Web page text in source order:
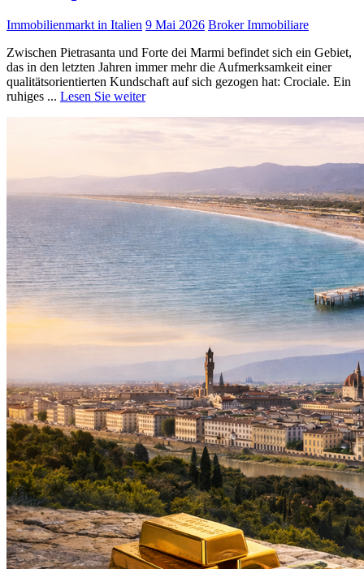
Immobilienmarkt in Italien 9 Mai 2026 Broker Immobiliare
Zwischen Pietrasanta und Forte dei Marmi befindet sich ein Gebiet,
das in den letzten Jahren immer mehr die Aufmerksamkeit einer
qualitätsorientierten Kundschaft auf sich gezogen hat: Crociale. Ein
ruhiges ... Lesen Sie weiter